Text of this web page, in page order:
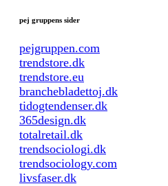
pej gruppens sider
pejgruppen.com
trendstore.dk
trendstore.eu
branchebladettoj.dk
tidogtendenser.dk
365design.dk
totalretail.dk
trendsociologi.dk
trendsociology.com
livsfaser.dk